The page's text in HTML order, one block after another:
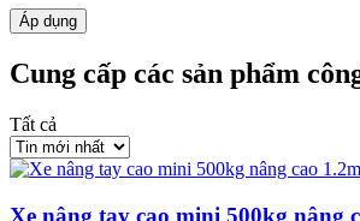
Áp dụng
Cung cấp các sản phẩm
Tất cả
Xe nâng tay cao mini 500kg nâng